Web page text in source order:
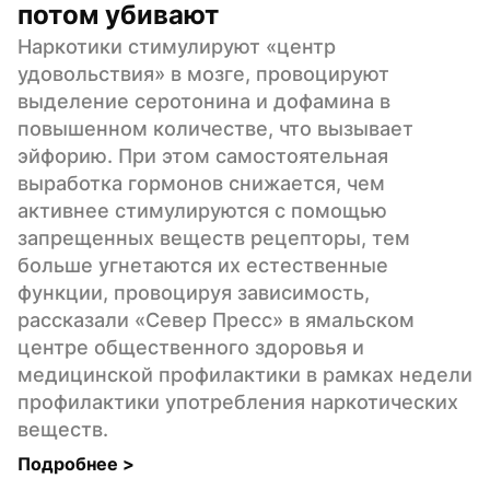
потом убивают
Наркотики стимулируют «центр
удовольствия» в мозге, провоцируют
выделение серотонина и дофамина в
повышенном количестве, что вызывает
эйфорию. При этом самостоятельная
выработка гормонов снижается, чем
активнее стимулируются с помощью
запрещенных веществ рецепторы, тем
больше угнетаются их естественные
функции, провоцируя зависимость,
рассказали «Север Пресс» в ямальском
центре общественного здоровья и
медицинской профилактики в рамках недели
профилактики употребления наркотических
веществ.
Подробнее >